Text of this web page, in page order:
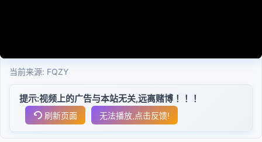
当前来源: FQZY
提示:视频上的广告与本站无关,远离赌博！！！
刷新页面 无法播放,点击反馈!